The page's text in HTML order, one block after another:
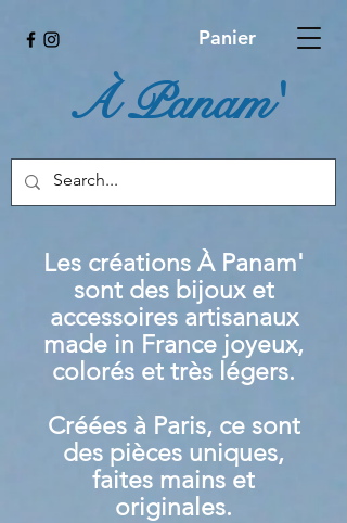
Panier
À Panam'
Les créations À Panam'
sont des bijoux et
accessoires artisanaux
made in France joyeux,
colorés et très légers.
Créées à Paris, ce sont
des pièces uniques,
faites mains et
originales.